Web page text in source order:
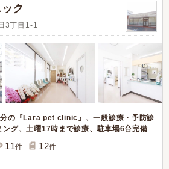
ク
3丁目1-1
の『Lara pet clinic』、一般診療・予防診
ング、土曜17時まで診療、駐車場6台完備
11件 12件